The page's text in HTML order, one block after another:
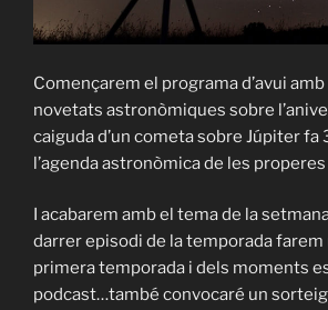
Començarem el programa d’avui
novetats astronòmiques sobre
caiguda d’un cometa sobre Júpiter fa
l’agenda astronòmica de les
I acabarem amb el tema de la
darrer episodi de la temporada farem
primera temporada i dels moments
podcast…també convocaré un